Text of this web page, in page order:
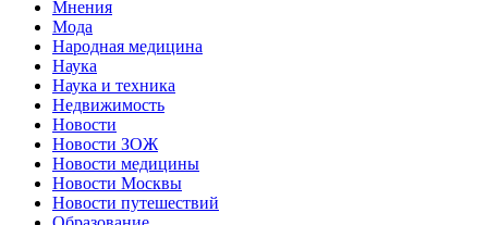
Мнения
Мода
Народная медицина
Наука
Наука и техника
Недвижимость
Новости
Новости ЗОЖ
Новости медицины
Новости Москвы
Новости путешествий